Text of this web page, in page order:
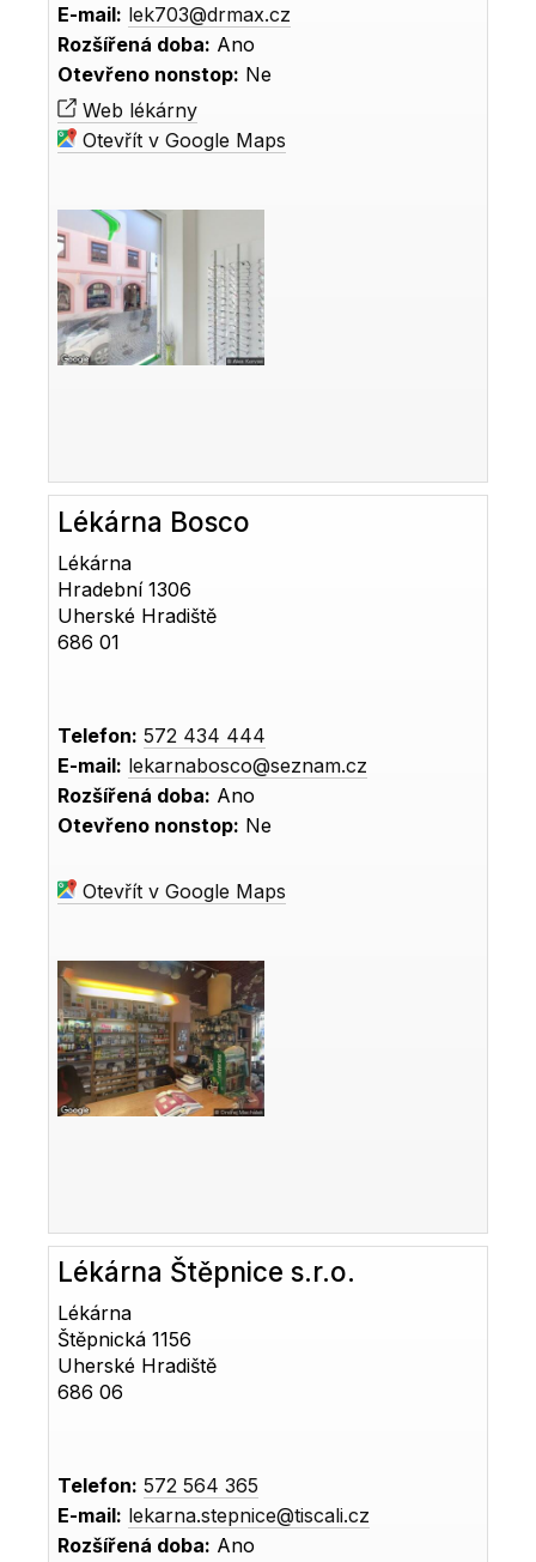
E-mail: lek703@drmax.cz
Rozšířená doba: Ano
Otevřeno nonstop: Ne
Web lékárny
Otevřít v Google Maps
Lékárna Bosco
Lékárna
Hradební 1306
Uherské Hradiště
686 01
Telefon: 572 434 444
E-mail: lekarnabosco@seznam.cz
Rozšířená doba: Ano
Otevřeno nonstop: Ne
Otevřít v Google Maps
Lékárna Štěpnice s.r.o.
Lékárna
Štěpnická 1156
Uherské Hradiště
686 06
Telefon: 572 564 365
E-mail: lekarna.stepnice@tiscali.cz
Rozšířená doba: Ano